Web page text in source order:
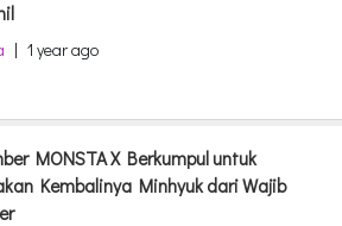
| 1 year ago
MONSTA X Berkumpul untuk
Kembalinya Minhyuk dari Wajib